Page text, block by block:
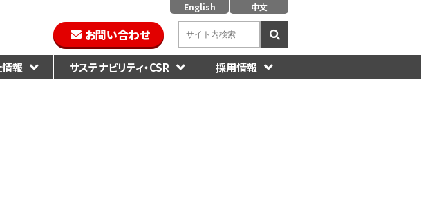
English 中文
お問い合わせ
報 サステナビリティ・CSR 採用情報